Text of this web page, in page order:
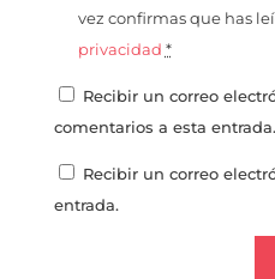
vez confirmas que has
privacidad *
Recibir un correo
comentarios a esta entrada.
Recibir un correo
entrada.